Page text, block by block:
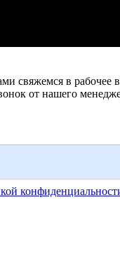
свяжемся в рабочее
от нашего